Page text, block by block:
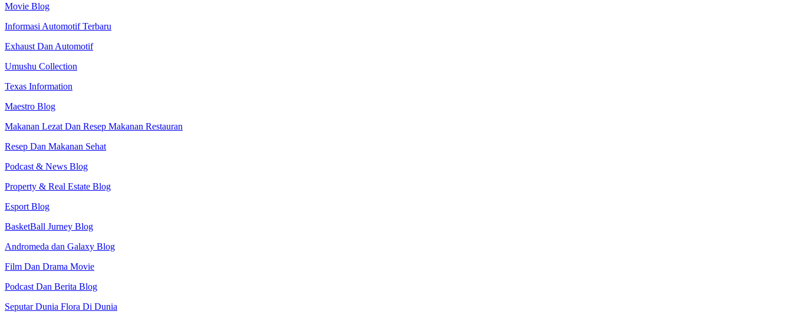
Movie Blog
Informasi Automotif Terbaru
Exhaust Dan Automotif
Umushu Collection
Texas Information
Maestro Blog
Makanan Lezat Dan Resep Makanan Restauran
Resep Dan Makanan Sehat
Podcast & News Blog
Property & Real Estate Blog
Esport Blog
BasketBall Jurney Blog
Andromeda dan Galaxy Blog
Film Dan Drama Movie
Podcast Dan Berita Blog
Seputar Dunia Flora Di Dunia